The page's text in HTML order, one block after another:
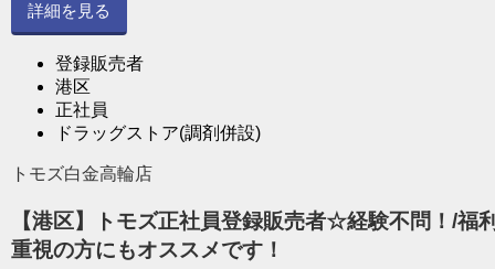
詳細を見る
登録販売者
港区
正社員
ドラッグストア(調剤併設)
トモズ白金高輪店
【港区】トモズ正社員登録販売者☆経験不問！/
重視の方にもオススメです！